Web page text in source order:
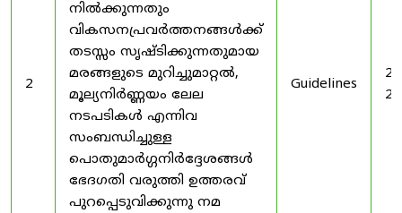
2
നിൽക്കുന്നതും
വികസനപ്രവർത്തനങ്ങൾക്ക്
തടസ്സം സൃഷ്ടിക്കുന്നതുമായ
മരങ്ങളുടെ മുറിച്ചുമാറ്റൽ,
മൂല്യനിർണ്ണയം ലേല
നടപടികൾ എന്നിവ
സംബന്ധിച്ചുള്ള
പൊതുമാർഗ്ഗനിർദ്ദേശങ്ങൾ
ഭേദഗതി വരുത്തി ഉത്തരവ്
പുറപ്പെടുവിക്കുന്നു നമ
Guidelines